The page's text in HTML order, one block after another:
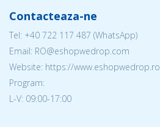
Contacteaza-ne
Tel: +40 722 117 487 (WhatsApp)
Email: RO@eshopwedrop.com
Website: https://www.eshopwedrop.ro
Program:
L-V: 09:00-17:00